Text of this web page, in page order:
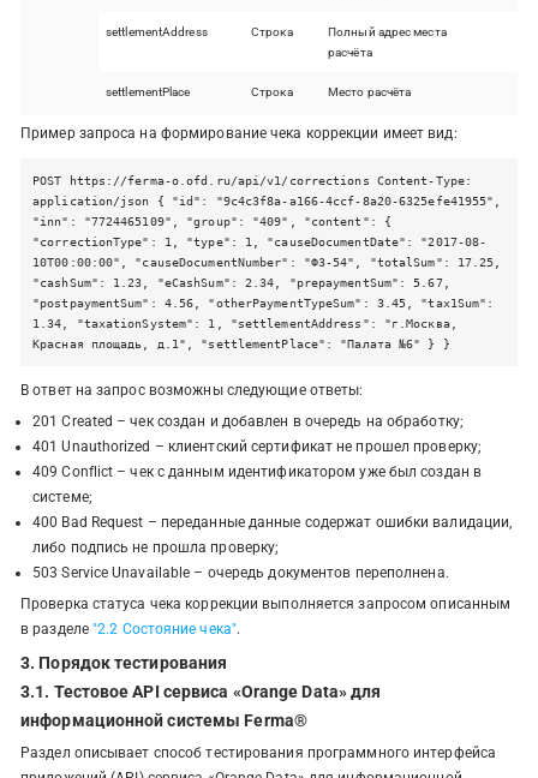
settlementAddress Строка
Полный адрес места
расчёта
settlementPlace Строка Место расчёта
Пример запроса на формирование чека коррекции имеет вид:
POST https://ferma-o.ofd.ru/api/v1/corrections Content-Type:
application/json { "id": "9c4c3f8a-a166-4ccf-8a20-6325efe41955",
"inn": "7724465109", "group": "409", "content": {
"correctionType": 1, "type": 1, "causeDocumentDate": "2017-08-
10T00:00:00", "causeDocumentNumber": "ФЗ-54", "totalSum": 17.25,
"cashSum": 1.23, "eCashSum": 2.34, "prepaymentSum": 5.67,
"postpaymentSum": 4.56, "otherPaymentTypeSum": 3.45, "tax1Sum":
1.34, "taxationSystem": 1, "settlementAddress": "г.Москва,
Красная площадь, д.1", "settlementPlace": "Палата №6" } }
В ответ на запрос возможны следующие ответы:
201 Created – чек создан и добавлен в очередь на обработку;
401 Unauthorized – клиентский сертификат не прошел проверку;
409 Conflict – чек с данным идентификатором уже был создан в
системе;
400 Bad Request – переданные данные содержат ошибки валидации,
либо подпись не прошла проверку;
503 Service Unavailable – очередь документов переполнена.
Проверка статуса чека коррекции выполняется запросом описанным
в разделе "2.2 Состояние чека".
3. Порядок тестирования
3.1. Тестовое API сервиса «Orange Data» для
информационной системы Ferma®
Раздел описывает способ тестирования программного интерфейса